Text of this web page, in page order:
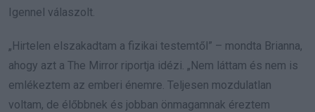
Igennel válaszolt.
„Hirtelen elszakadtam a fizikai testemtől” – mondta Brianna,
ahogy azt a The Mirror riportja idézi. „Nem láttam és nem is
emlékeztem az emberi énemre. Teljesen mozdulatlan
voltam, de élőbbnek és jobban önmagamnak éreztem